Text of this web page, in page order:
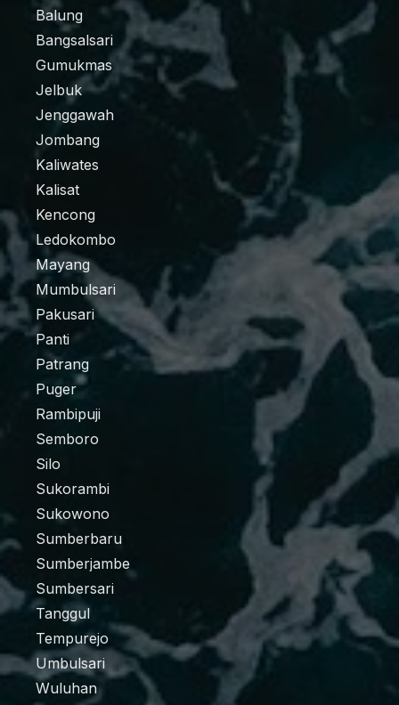
Balung
Bangsalsari
Gumukmas
Jelbuk
Jenggawah
Jombang
Kaliwates
Kalisat
Kencong
Ledokombo
Mayang
Mumbulsari
Pakusari
Panti
Patrang
Puger
Rambipuji
Semboro
Silo
Sukorambi
Sukowono
Sumberbaru
Sumberjambe
Sumbersari
Tanggul
Tempurejo
Umbulsari
Wuluhan